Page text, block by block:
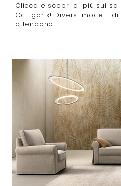
Clicca e scopri di più sui
Calligaris! Diversi modelli di
attendono.